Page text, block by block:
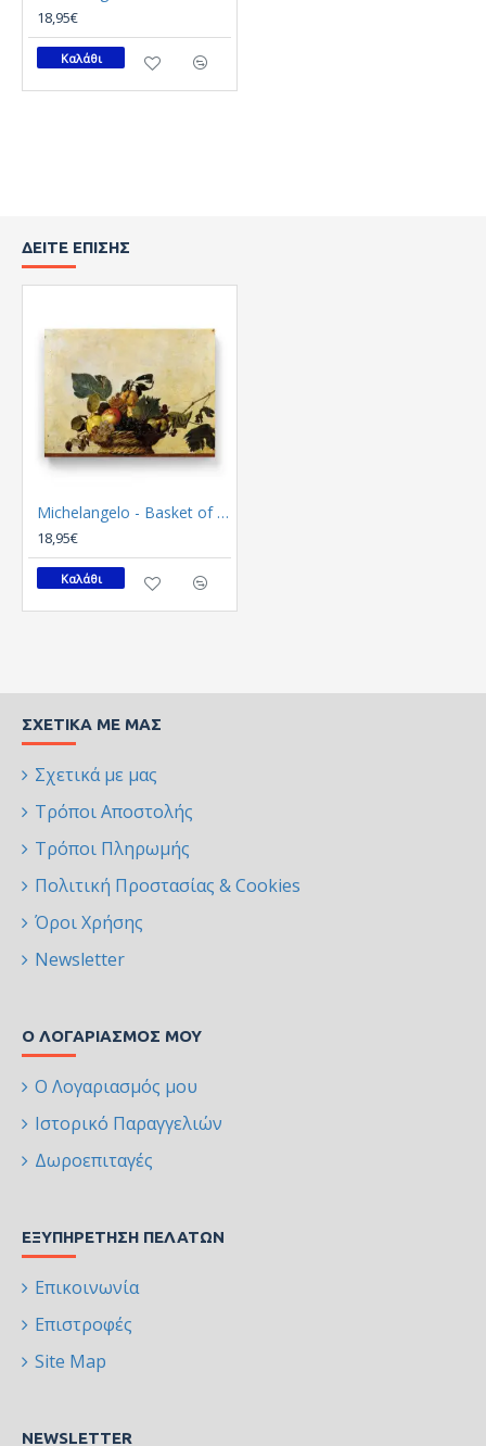
18,95€
Καλάθι
ΔΕΊΤΕ ΕΠΊΣΗΣ
Michelangelo - Basket of fruit (Καμβάς)
18,95€
Καλάθι
ΣΧΕΤΙΚΆ ΜΕ ΜΑΣ
Σχετικά με μας
Τρόποι Αποστολής
Τρόποι Πληρωμής
Πολιτική Προστασίας & Cookies
Όροι Χρήσης
Newsletter
Ο ΛΟΓΑΡΙΑΣΜΌΣ ΜΟΥ
Ο Λογαριασμός μου
Ιστορικό Παραγγελιών
Δωροεπιταγές
ΕΞΥΠΗΡΈΤΗΣΗ ΠΕΛΑΤΏΝ
Επικοινωνία
Επιστροφές
Site Map
NEWSLETTER